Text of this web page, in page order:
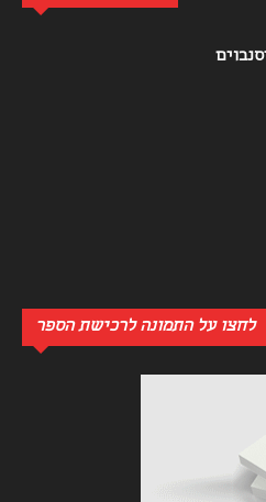
לחצו על התמונה לרכישת הספר